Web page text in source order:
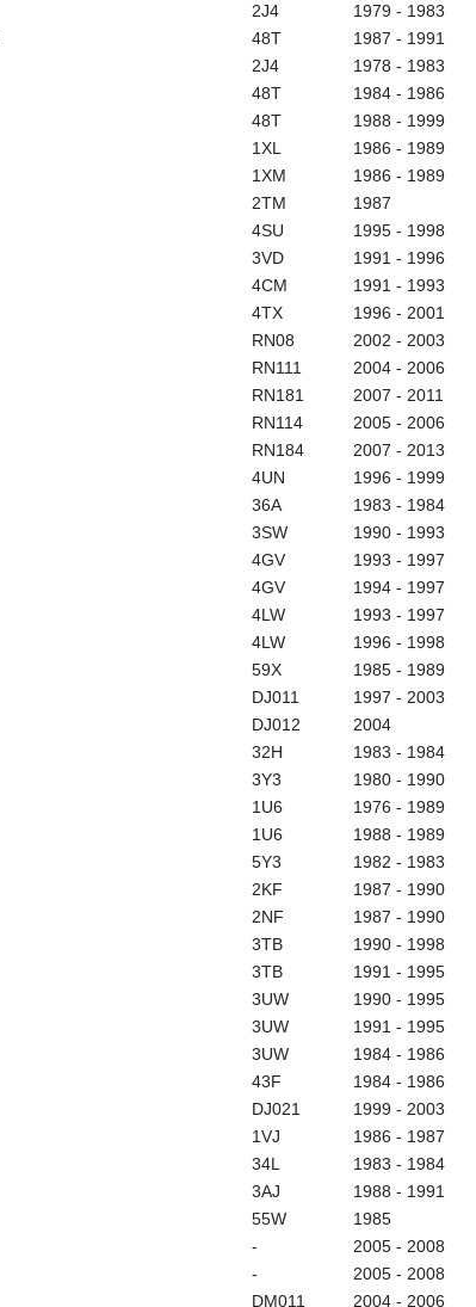
2J4
1979 - 1983
48T
1987 - 1991
2J4
1978 - 1983
48T
1984 - 1986
48T
1988 - 1999
1XL
1986 - 1989
1XM
1986 - 1989
2TM
1987
4SU
1995 - 1998
3VD
1991 - 1996
4CM
1991 - 1993
4TX
1996 - 2001
RN08
2002 - 2003
RN111
2004 - 2006
RN181
2007 - 2011
RN114
2005 - 2006
RN184
2007 - 2013
4UN
1996 - 1999
36A
1983 - 1984
3SW
1990 - 1993
4GV
1993 - 1997
4GV
1994 - 1997
4LW
1993 - 1997
4LW
1996 - 1998
59X
1985 - 1989
DJ011
1997 - 2003
DJ012
2004
32H
1983 - 1984
3Y3
1980 - 1990
1U6
1976 - 1989
1U6
1988 - 1989
5Y3
1982 - 1983
2KF
1987 - 1990
2NF
1987 - 1990
3TB
1990 - 1998
3TB
1991 - 1995
3UW
1990 - 1995
3UW
1991 - 1995
3UW
1984 - 1986
43F
1984 - 1986
DJ021
1999 - 2003
1VJ
1986 - 1987
34L
1983 - 1984
3AJ
1988 - 1991
55W
1985
-
2005 - 2008
-
2005 - 2008
DM011 2004 - 2006